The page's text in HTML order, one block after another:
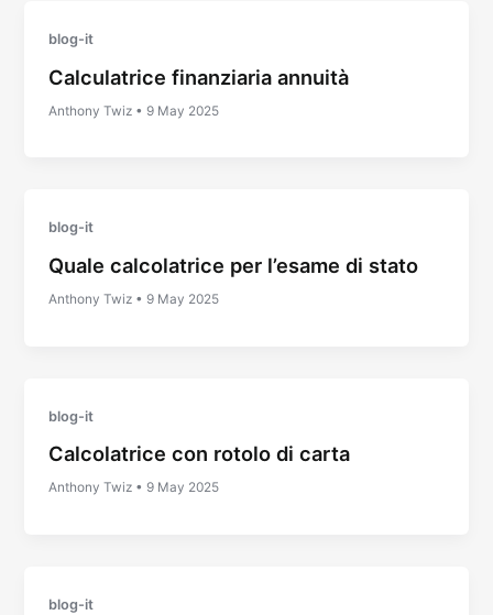
blog-it
Calculatrice finanziaria annuità
Anthony Twiz •9 May 2025
blog-it
Quale calcolatrice per l’esame di stato
Anthony Twiz •9 May 2025
blog-it
Calcolatrice con rotolo di carta
Anthony Twiz •9 May 2025
blog-it